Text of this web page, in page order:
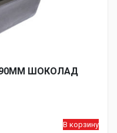
ШОКОЛАД
В корзину